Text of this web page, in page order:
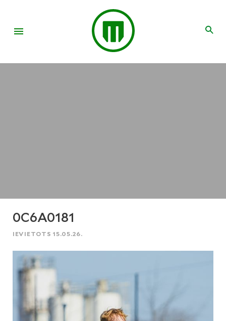
0C6A0181
IEVIETOTS 15.05.26.